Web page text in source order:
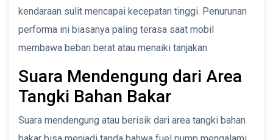
kendaraan sulit mencapai kecepatan tinggi. Penurunan
performa ini biasanya paling terasa saat mobil
membawa beban berat atau menaiki tanjakan.
Suara Mendengung dari Area
Tangki Bahan Bakar
Suara mendengung atau berisik dari area tangki bahan